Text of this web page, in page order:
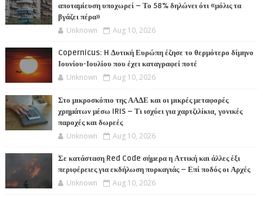
αποταμίευση υποχωρεί – Το 58% δηλώνει ότι «μόλις τα
βγάζει πέρα»
Unknown Aug 10, 2026
Copernicus: H Δυτική Ευρώπη έζησε το θερμότερο δίμηνο
Ιουνίου-Ιουλίου που έχει καταγραφεί ποτέ
Unknown Aug 10, 2026
Στο μικροσκόπιο της ΑΑΔΕ και οι μικρές μεταφορές
χρημάτων μέσω IRIS – Τι ισχύει για χαρτζιλίκια, γονικές
παροχές και δωρεές
Unknown Aug 10, 2026
Σε κατάσταση Red Code σήμερα η Αττική και άλλες έξι
περιφέρειες για εκδήλωση πυρκαγιάς – Επί ποδός οι Αρχές
Unknown Aug 10, 2026